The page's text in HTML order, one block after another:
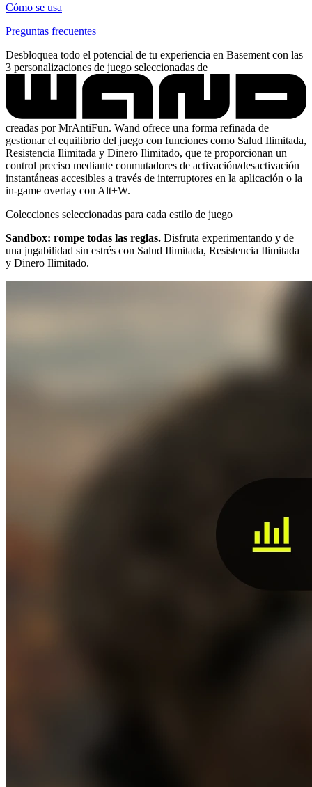
Cómo se usa
Preguntas frecuentes
Desbloquea todo el potencial de tu experiencia en Basement con las
3 personalizaciones de juego seleccionadas de
creadas por MrAntiFun. Wand ofrece una forma refinada de
gestionar el equilibrio del juego con funciones como Salud Ilimitada,
Resistencia Ilimitada y Dinero Ilimitado, que te proporcionan un
control preciso mediante conmutadores de activación/desactivación
instantáneas accesibles a través de interruptores en la aplicación o la
in-game overlay con Alt+W.
Colecciones seleccionadas para cada estilo de juego
Sandbox: rompe todas las reglas. Disfruta experimentando y de
una jugabilidad sin estrés con Salud Ilimitada, Resistencia Ilimitada
y Dinero Ilimitado.